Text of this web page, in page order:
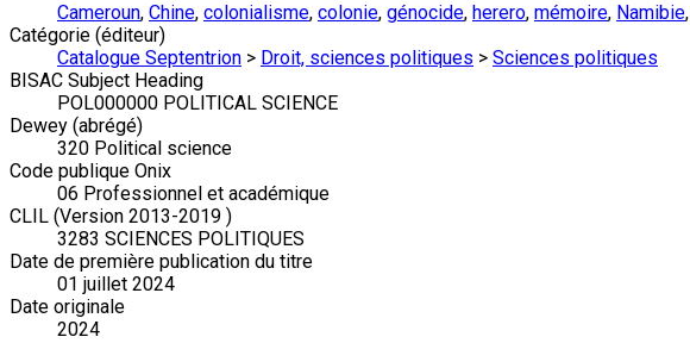
Cameroun, Chine, colonialisme, colonie, génocide, herero, mémoire, Namibie,
Catégorie (éditeur)
Catalogue Septentrion > Droit, sciences politiques > Sciences politiques
BISAC Subject Heading
POL000000 POLITICAL SCIENCE
Dewey (abrégé)
320 Political science
Code publique Onix
06 Professionnel et académique
CLIL (Version 2013-2019 )
3283 SCIENCES POLITIQUES
Date de première publication du titre
01 juillet 2024
Date originale
2024